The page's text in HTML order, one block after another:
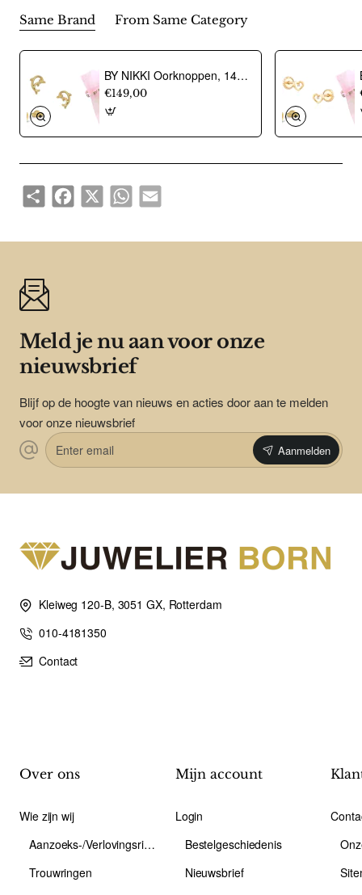
liggen. Door de schroefsluiting kan de oorbel niet kwijtraken.
De sterling zilveren en vergulde oorbellen hebben een
speciale zilveren vlindersluiting ingekapseld in siliconen om
allergische reacties te voorkomen. De oorringen zijn voorzien
van luxe klapsluiting.
Same Brand From Same Category
BY NIKKI Oorknoppen, 14krt.goud dolfijn (6mm.) - 24487
€149,00
ShareFacebook
X WhatsAppEmail
Meld je nu aan voor onze
nieuwsbrief
Blijf op de hoogte van nieuws en acties door aan te melden
voor onze nieuwsbrief
Enter
email
Aanmelden
Kleiweg 120-B, 3051 GX, Rotterdam
010-4181350
Contact
Over ons
Wie zijn wij
Aanzoeks-/Verlovingsring
Trouwringen
Mijn account
Login
Bestelgeschiedenis
Nieuwsbrief